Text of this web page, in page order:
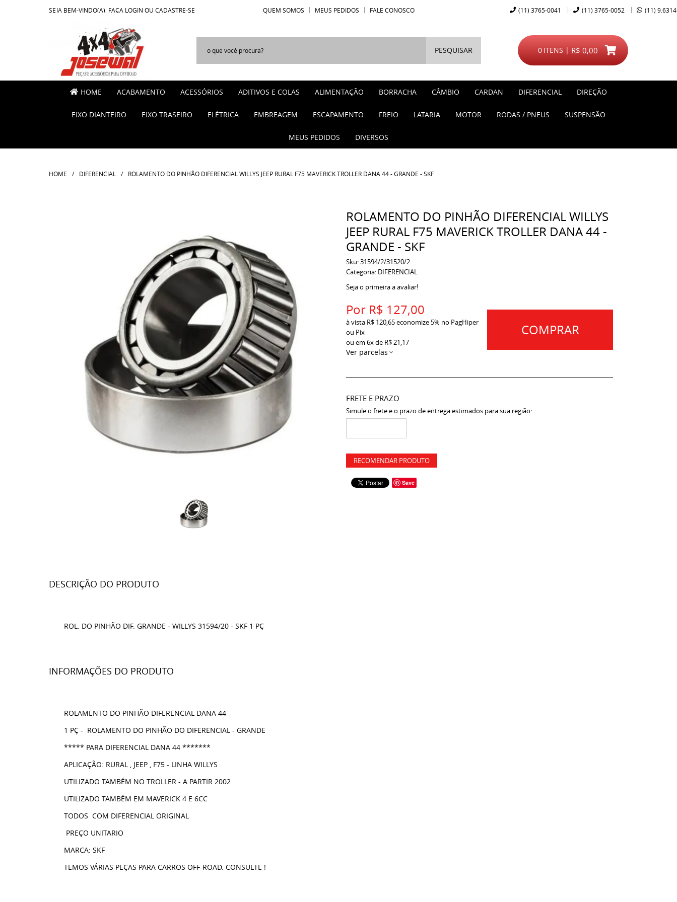
SEJA BEM-VINDO(A), FAÇA LOGIN OU CADASTRE-SE QUEM SOMOS MEUS PEDIDOS FALE CONOSCO (11) 3765-0041 (11) 3765-0052 (11)
PESQUISAR ITENS
0 R$ 0,00
HOME ACABAMENTO ACESSÓRIOS ADITIVOS E COLAS ALIMENTAÇÃO BORRACHA CÂMBIO CARDAN DIFERENCIAL DIREÇÃO
EIXO DIANTEIRO EIXO TRASEIRO ELÉTRICA EMBREAGEM ESCAPAMENTO FREIO LATARIA MOTOR RODAS / PNEUS SUSPENSÃO
MEUS PEDIDOS DIVERSOS
HOME DIFERENCIAL ROLAMENTO DO PINHÃO DIFERENCIAL WILLYS JEEP RURAL F75 MAVERICK TROLLER DANA 44 - GRANDE - SKF
ROLAMENTO DO PINHÃO DIFERENCIAL WILLYS
JEEP RURAL F75 MAVERICK TROLLER DANA 44 -
GRANDE - SKF
Sku:31594/2/31520/2
Categoria: DIFERENCIAL
Seja o primeira a avaliar!
Por R$ 127,00
à vista R$ 120,65economize 5% no PagHiper
ou Pix
ou em 6xde R$ 21,17
Ver parcelas
COMPRAR
FRETE E PRAZO
Simule o frete e o prazo de entrega estimados para sua região:
RECOMENDAR PRODUTO
Save
DESCRIÇÃO DO PRODUTO
ROL. DO PINHÃO DIF. GRANDE - WILLYS 31594/20 - SKF 1 PÇ
INFORMAÇÕES DO PRODUTO
ROLAMENTO DO PINHÃO DIFERENCIAL DANA 44
1 PÇ - ROLAMENTO DO PINHÃO DO DIFERENCIAL - GRANDE
***** PARA DIFERENCIAL DANA 44 *******
APLICAÇÃO: RURAL , JEEP , F75 - LINHA WILLYS
UTILIZADO TAMBÉM NO TROLLER - A PARTIR 2002
UTILIZADO TAMBÉM EM MAVERICK 4 E 6CC
TODOS COM DIFERENCIAL ORIGINAL
PREÇO UNITARIO
MARCA: SKF
TEMOS VÁRIAS PEÇAS PARA CARROS OFF-ROAD. CONSULTE !